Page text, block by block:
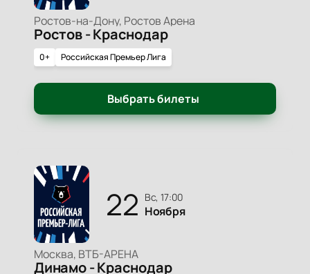
Ростов-на-Дону, Ростов Арена
Ростов - Краснодар
0+ Российская Премьер Лига
Выбрать билеты
22 вс, 17:00
Ноября
Москва, ВТБ-АРЕНА
Динамо - Краснодар